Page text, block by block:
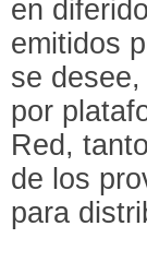
en
emitidos
se
por
Red,
de los
para